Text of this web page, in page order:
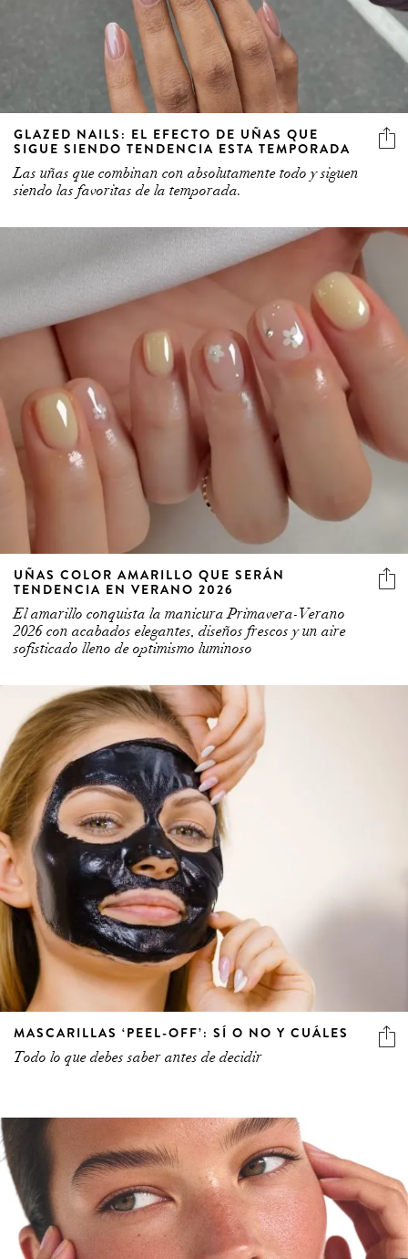
GLAZED NAILS: EL EFECTO DE UÑAS QUE
SIGUE SIENDO TENDENCIA ESTA TEMPORADA
Las uñas que combinan con absolutamente todo y siguen
siendo las favoritas de la temporada.
UÑAS COLOR AMARILLO QUE SERÁN
TENDENCIA EN VERANO 2026
El amarillo conquista la manicura Primavera-Verano
2026 con acabados elegantes, diseños frescos y un aire
sofisticado lleno de optimismo luminoso
MASCARILLAS ‘PEEL-OFF’: SÍ O NO Y CUÁLES
Todo lo que debes saber antes de decidir